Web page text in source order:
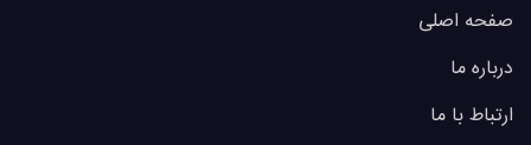
صفحه اصلی
درباره ما
ارتباط با ما